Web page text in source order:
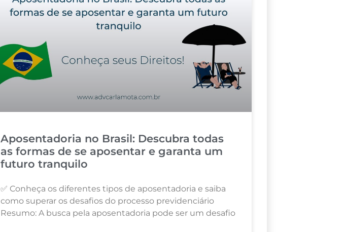
Aposentadoria no Brasil: Descubra todas
as formas de se aposentar e garanta um
futuro tranquilo
✅ Conheça os diferentes tipos de aposentadoria e saiba
como superar os desafios do processo previdenciário
Resumo: A busca pela aposentadoria pode ser um desafio